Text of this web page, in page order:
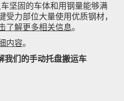
车坚固的车体和用钢量能够满
力部位大量使用优质钢材，
了解更多相关信息。
内容。
我们的手动托盘搬运车